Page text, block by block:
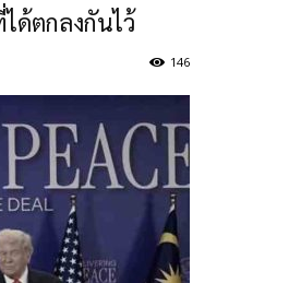
ด้ตกลงกันไว้
146